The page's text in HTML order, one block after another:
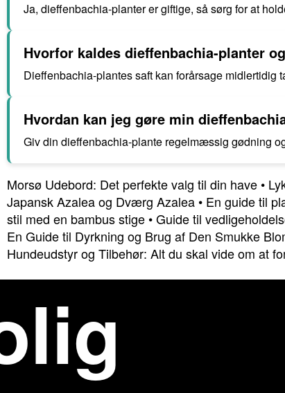
Ja, dieffenbachia-planter er giftige, så sørg for at
Hvorfor kaldes dieffenbachia-planter
Dieffenbachia-plantes saft kan forårsage midlertidig
Hvordan kan jeg gøre min
Giv din dieffenbachia-plante regelmæssig gødning
Morsø Udebord: Det perfekte valg til din have •
Japansk Azalea og Dværg Azalea • En guide til
stil med en bambus stige •Guide til
En Guide til Dyrkning og Brug af Den Smukke
Hundeudstyr og Tilbehør: Alt du skal vide om at